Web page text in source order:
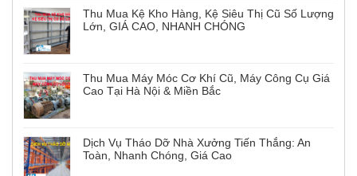
Thu Mua Kệ Kho Hàng, Kệ Siêu Thị Cũ Số Lượng
Lớn, GIÁ CAO, NHANH CHÓNG
Thu Mua Máy Móc Cơ Khí Cũ, Máy Công Cụ Giá
Cao Tại Hà Nội & Miền Bắc
Dịch Vụ Tháo Dỡ Nhà Xưởng Tiến Thắng: An
Toàn, Nhanh Chóng, Giá Cao